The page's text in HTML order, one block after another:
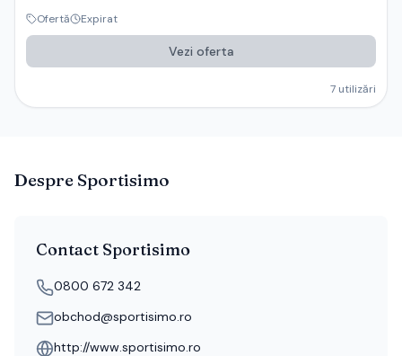
Ofertă Expirat
Vezi oferta
7 utilizări
Despre Sportisimo
Contact Sportisimo
0800 672 342
obchod@sportisimo.ro
http://www.sportisimo.ro